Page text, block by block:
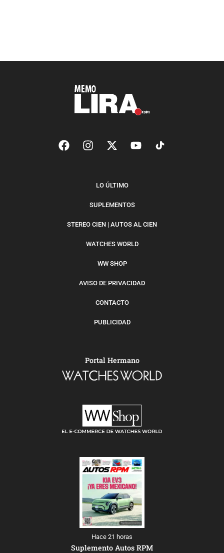
LO ÚLTIMO
SUPLEMENTOS
STEREO CIEN | AUTOS AL CIEN
WATCHES WORLD
WW SHOP
AVISO DE PRIVACIDAD
CONTACTO
PUBLICIDAD
Portal Hermano
Hace 21 horas
Suplemento Autos RPM